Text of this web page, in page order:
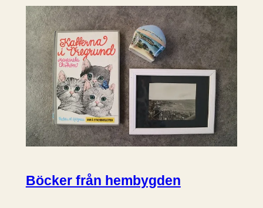
Böcker från hembygden